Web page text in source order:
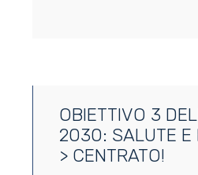
OBIETTIVO 3
2030: SALUTE E
> CENTRATO!